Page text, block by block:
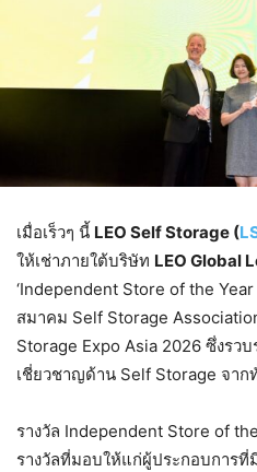
เมื่อเร็วๆ นี้ LEO Self Storage (
ให้เช่าภายใต้บริษัท LEO Global
‘Independent Store of the Year
สมาคม Self Storage
Storage Expo Asia 2026 ซึ่งรว
เชี่ยวชาญด้าน Self Storage จาก
รางวัล Independent Store of
รางวัลที่มอบให้แก่ผู้ประกอบการ